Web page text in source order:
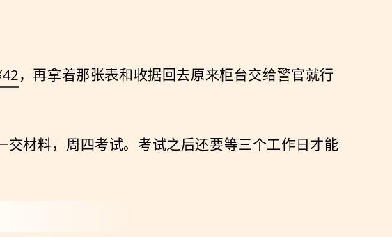
，再拿着那张表和收据回去原来柜台交给警官就行
材料，周四考试。考试之后还要等三个工作日才能